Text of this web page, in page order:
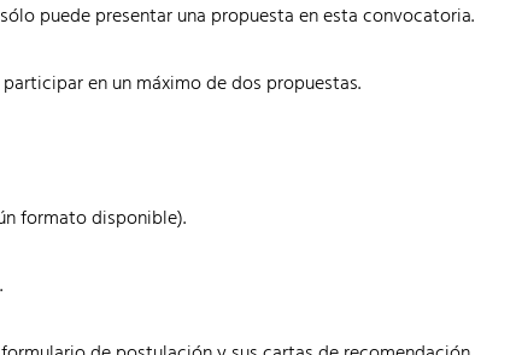
puede presentar una propuesta en esta convocatoria.
en un máximo de dos propuestas.
formato disponible).